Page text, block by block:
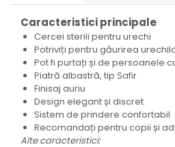
Caracteristici principale
Cercei sterili pentru urechi
Potriviți pentru găurirea
Pot fi purtați și de persoanele
Piatră albastră, tip Safir
Finisaj auriu
Design elegant și discret
Sistem de prindere confortabil
Recomandați pentru copii și
Alte caracteristici: